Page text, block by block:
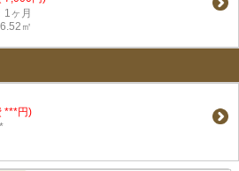
1ヶ月
㎡
***円)